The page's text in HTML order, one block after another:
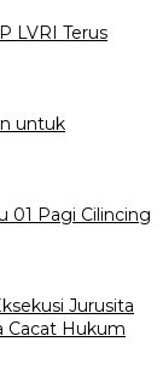
LVRI Terus
untuk
01 Pagi Cilincing
Jurusita
Cacat Hukum